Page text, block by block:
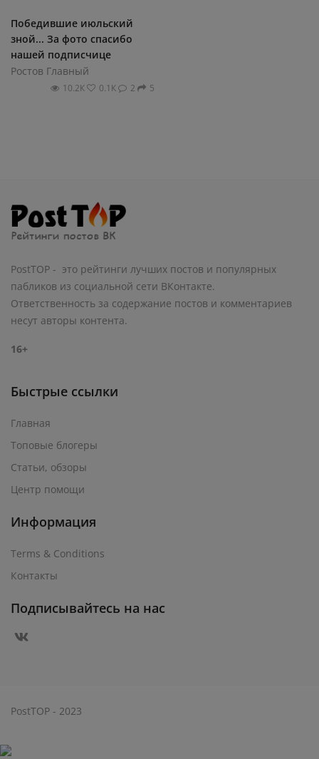
Победившие июльский
зной... За фото спасибо
нашей подписчице
Ростов Главный
10.2К 0.1К 2 5
PostTOP - это рейтинги лучших постов и популярных
пабликов из социальной сети ВКонтакте.
Ответственность за содержание постов и комментариев
несут авторы контента.
16+
Быстрые ссылки
Главная
Топовые блогеры
Статьи, обзоры
Центр помощи
Информация
Terms & Conditions
Контакты
Подписывайтесь на нас
PostTOP - 2023